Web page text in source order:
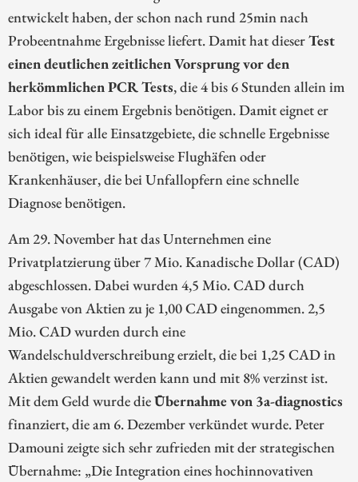
entwickelt haben, der schon nach rund 25min nach
Probeentnahme Ergebnisse liefert. Damit hat dieserTest
einen deutlichen zeitlichen Vorsprung vor den
herkömmlichen PCR Tests, die 4 bis 6 Stunden allein im
Labor bis zu einem Ergebnis benötigen. Damit eignet er
sich ideal für alle Einsatzgebiete, die schnelle Ergebnisse
benötigen, wie beispielsweise Flughäfen oder
Krankenhäuser, die bei Unfallopfern eine schnelle
Diagnose benötigen.
Am 29. November hat das Unternehmen eine
Privatplatzierung über 7 Mio. Kanadische Dollar (CAD)
abgeschlossen. Dabei wurden 4,5 Mio. CAD durch
Ausgabe von Aktien zu je 1,00 CAD eingenommen. 2,5
Mio. CAD wurden durch eine
Wandelschuldverschreibung erzielt, die bei 1,25 CAD in
Aktien gewandelt werden kann und mit 8% verzinst ist.
Mit dem Geld wurde dieÜbernahme von 3a-diagnostics
finanziert, die am 6. Dezember verkündet wurde. Peter
Damouni zeigte sich sehr zufrieden mit der strategischen
Übernahme: „Die Integration eines hochinnovativen